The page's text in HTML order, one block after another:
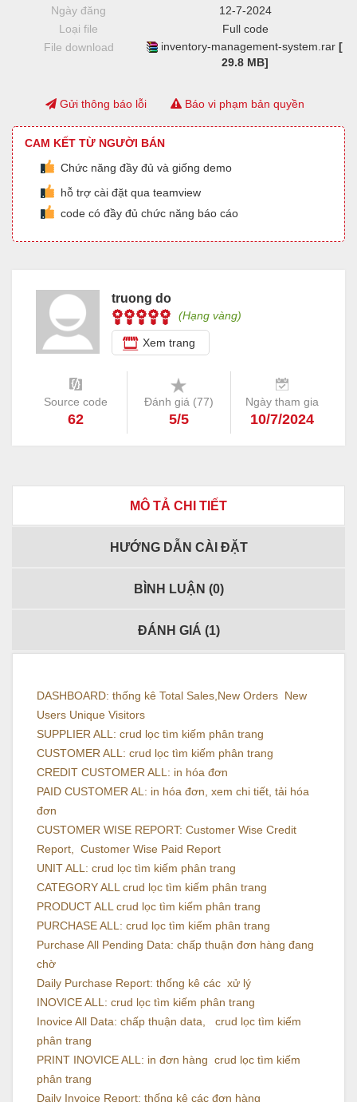
Ngày đăng
12-7-2024
Loại file
Full code
File download
inventory-management-system.rar[
29.8 MB]
Gửi thông báo lỗi Báo vi phạm bản quyền
CAM KẾT TỪ NGƯỜI BÁN
Chức năng đầy đủ và giống demo
hỗ trợ cài đặt qua teamview
code có đầy đủ chức năng báo cáo
truong do
(Hạng vàng)
Xem trang
Source code
62
Đánh giá (77)
5/5
Ngày tham gia
10/7/2024
MÔ TẢ CHI TIẾT
HƯỚNG DẪN CÀI ĐẶT
BÌNH LUẬN (0)
ĐÁNH GIÁ (1)
DASHBOARD: thống kê Total Sales,New Orders New
Users Unique Visitors
SUPPLIER ALL: crud lọc tìm kiếm phân trang
CUSTOMER ALL: crud lọc tìm kiếm phân trang
CREDIT CUSTOMER ALL: in hóa đơn
PAID CUSTOMER AL: in hóa đơn, xem chi tiết, tải hóa
đơn
CUSTOMER WISE REPORT: Customer Wise Credit
Report, Customer Wise Paid Report
UNIT ALL: crud lọc tìm kiếm phân trang
CATEGORY ALL crud lọc tìm kiếm phân trang
PRODUCT ALL crud lọc tìm kiếm phân trang
PURCHASE ALL: crud lọc tìm kiếm phân trang
Purchase All Pending Data: chấp thuận đơn hàng đang
chờ
Daily Purchase Report: thống kê các xử lý
INOVICE ALL: crud lọc tìm kiếm phân trang
Inovice All Data: chấp thuận data, crud lọc tìm kiếm
phân trang
PRINT INOVICE ALL: in đơn hàng crud lọc tìm kiếm
phân trang
Daily Invoice Report: thống kê các đơn hàng